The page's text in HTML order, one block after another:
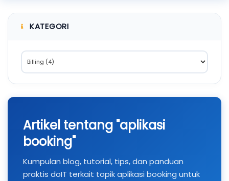
KATEGORI
Artikel tentang "aplikasi
booking"
Kumpulan blog, tutorial, tips, dan panduan
praktis doIT terkait topik aplikasi booking untuk